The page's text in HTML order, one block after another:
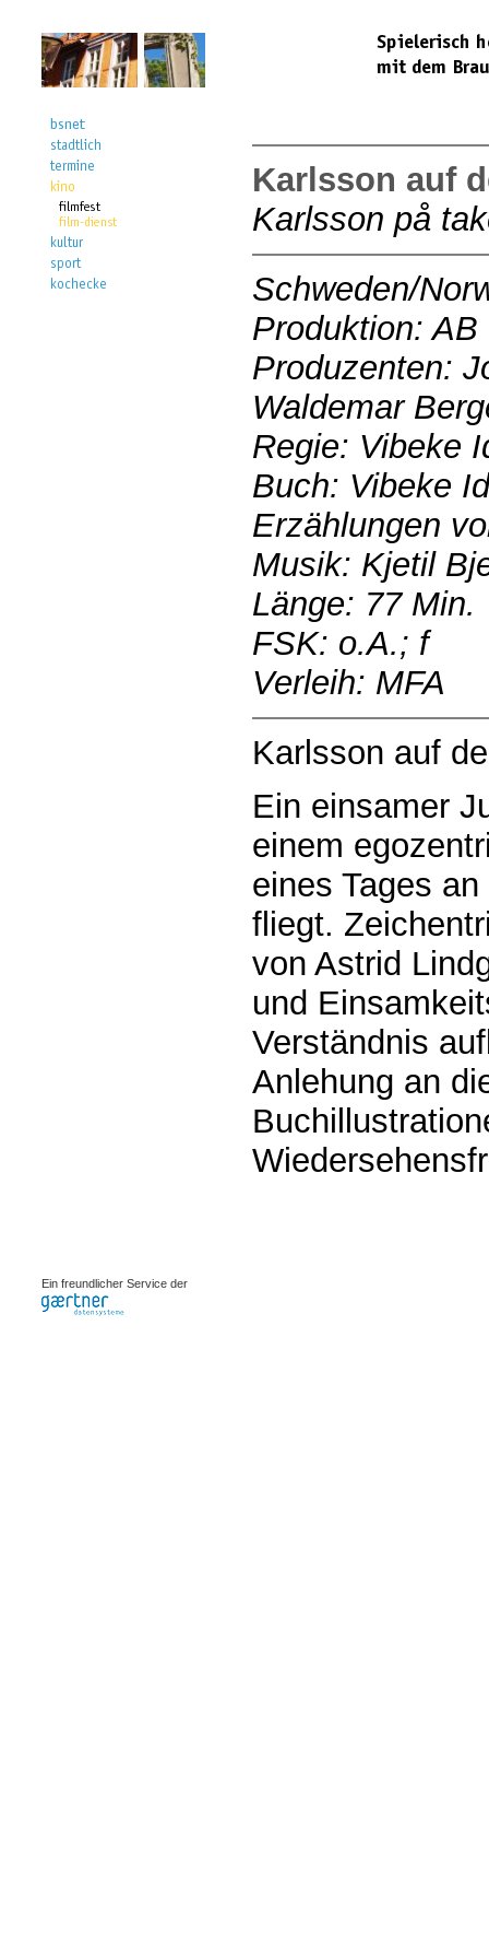
Karlsson auf
Karlsson på
Schweden/
Produktion:
Produzenten:
Waldemar
Regie: Vibeke
Buch: Vibeke
Erzählungen
Musik: Kjetil
Länge: 77 Min.
FSK: o.A.; f
Verleih: MFA
Karlsson auf
Ein einsamer
einem
eines Tages
fliegt.
von Astrid
und
Verständnis
Anlehung an
Ein freundlicher Service der